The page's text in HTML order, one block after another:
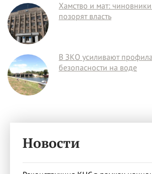
Хамство и мат:
позорят власть
В ЗКО усиливают
безопасности на воде
Новости